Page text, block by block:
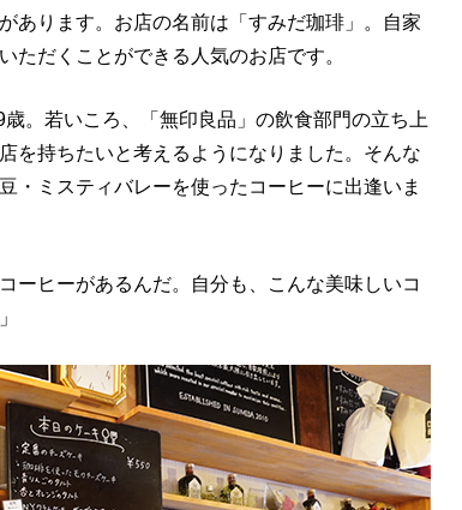
あります。お店の名前は「すみだ珈琲」。自家
ただくことができる人気のお店です。
。若いころ、「無印良品」の飲食部門の立ち上
を持ちたいと考えるようになりました。そんな
・ミスティバレーを使ったコーヒーに出逢いま
ーヒーがあるんだ。自分も、こんな美味しいコ